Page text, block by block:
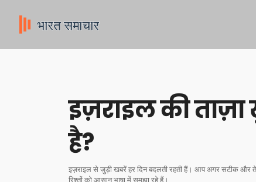
इज़राइल की
है?
इज़राइल से जुड़ी खबरें हर दिन बदलती रहती हैं। आप अगर सटीक और
रिश्तों को आसान भाषा में समझा रहे हैं।